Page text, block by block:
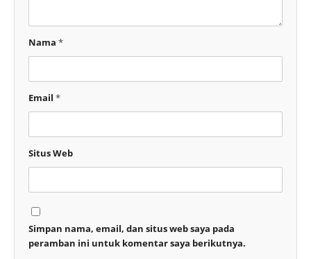
Nama *
Email *
Situs Web
Simpan nama, email, dan situs web saya pada
peramban ini untuk komentar saya berikutnya.